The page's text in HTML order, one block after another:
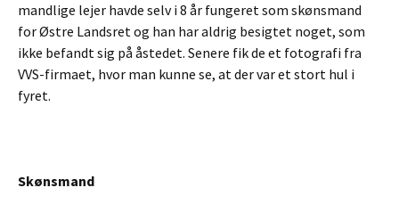
mandlige lejer havde selv i 8 år fungeret som skønsmand
for Østre Landsret og han har aldrig besigtet noget, som
ikke befandt sig på åstedet. Senere fik de et fotografi fra
VVS-firmaet, hvor man kunne se, at der var et stort hul i
fyret.
Skønsmand